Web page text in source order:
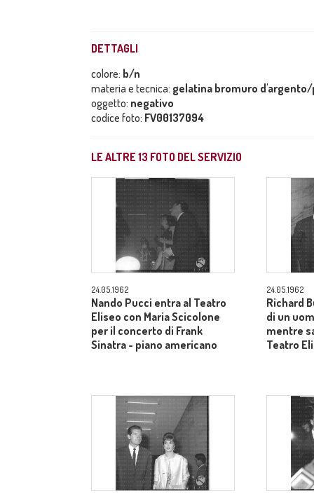
DETTAGLI
colore: b/n
materia e tecnica: gelatina bromuro
oggetto: negativo
codice foto: FV00137094
LE ALTRE13 FOTO DEL SERVIZIO
24.05.1962
Nando Pucci entra al Teatro
Eliseo con Maria Scicolone
per il concerto di Frank
Sinatra - piano americano
24.05.1962
Richard
di un
mentre
Teatro